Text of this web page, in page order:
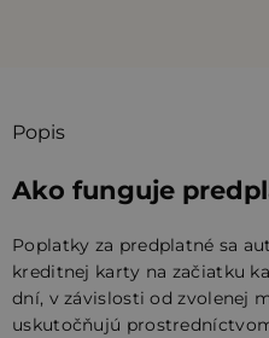
Popis
Ako funguje
Poplatky za predplatné sa
kreditnej karty na začiatku
dní, v závislosti od zvolenej
uskutočňujú